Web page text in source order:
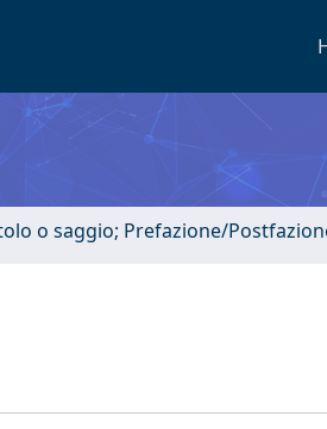
o saggio; Prefazione/